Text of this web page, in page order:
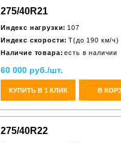
275/40R21
Индекс нагрузки: 107
Индекс скорости: T(до 190 км/ч)
Наличие товара: есть в наличии
60 000 руб./шт.
КУПИТЬ В 1 КЛИК В
275/40R22